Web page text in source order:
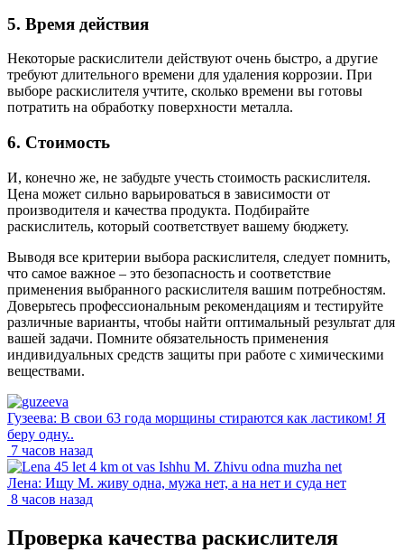
5. Время действия
Некоторые раскислители действуют очень быстро, а другие
требуют длительного времени для удаления коррозии. При
выборе раскислителя учтите, сколько времени вы готовы
потратить на обработку поверхности металла.
6. Стоимость
И, конечно же, не забудьте учесть стоимость раскислителя.
Цена может сильно варьироваться в зависимости от
производителя и качества продукта. Подбирайте
раскислитель, который соответствует вашему бюджету.
Выводя все критерии выбора раскислителя, следует помнить,
что самое важное – это безопасность и соответствие
применения выбранного раскислителя вашим потребностям.
Доверьтесь профессиональным рекомендациям и тестируйте
различные варианты, чтобы найти оптимальный результат для
вашей задачи. Помните обязательность применения
индивидуальных средств защиты при работе с химическими
веществами.
Гузеева: В свои 63 года морщины стираются как ластиком! Я
беру одну..
7 часов назад
Лена: Ищу М. живу одна, мужа нет, а на нет и суда нет
8 часов назад
Проверка качества раскислителя